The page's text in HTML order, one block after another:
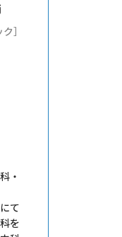
ク
・
て
を